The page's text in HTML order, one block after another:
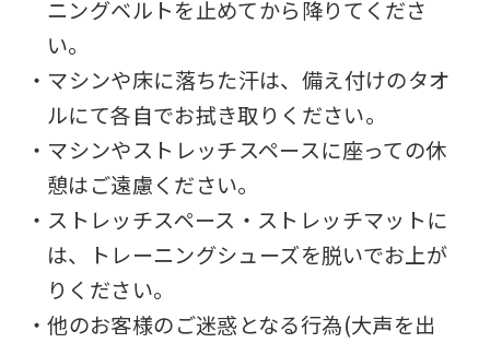
ニングベルトを止めてから降りてくださ
い。
・マシンや床に落ちた汗は、備え付けのタオ
ルにて各自でお拭き取りください。
・マシンやストレッチスペースに座っての休
憩はご遠慮ください。
・ストレッチスペース・ストレッチマットに
は、トレーニングシューズを脱いでお上が
りください。
・他のお客様のご迷惑となる行為(大声を出
this
using
the
service.
Automatic